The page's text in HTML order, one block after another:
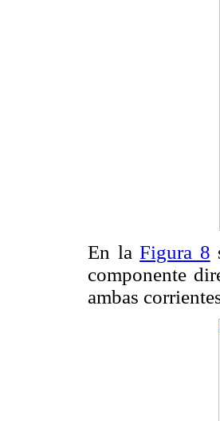
En laFigura 8
componente
ambas